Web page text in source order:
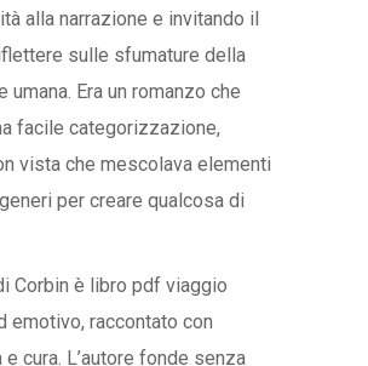
alla narrazione e invitando il
sulle sfumature della
umana. Era un romanzo che
facile categorizzazione,
vista che mescolava elementi
per creare qualcosa di
Corbin è libro pdf viaggio
emotivo, raccontato con
cura. L’autore fonde senza